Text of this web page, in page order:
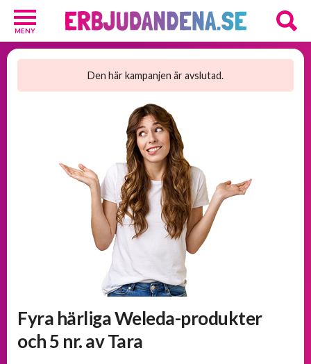
MENY
Den här kampanjen är avslutad.
Fyra härliga Weleda-produkter
och 5 nr. av Tara
Barn
Kosttillskott
och
välkomsterbjudanden